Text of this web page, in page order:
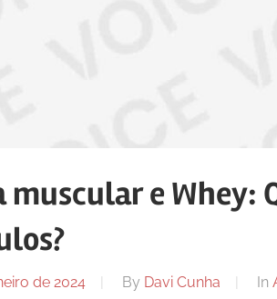
muscular e Whey:
de 2024 By Davi Cunha In